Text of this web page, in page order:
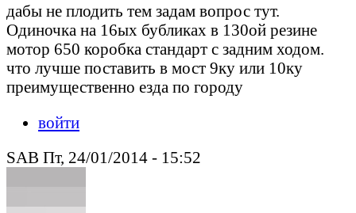
дабы не плодить тем задам вопрос тут.
Одиночка на 16ых бубликах в 130ой резине
мотор 650 коробка стандарт с задним ходом.
что лучше поставить в мост 9ку или 10ку
преимущественно езда по городу
войти
SAB Пт, 24/01/2014 - 15:52